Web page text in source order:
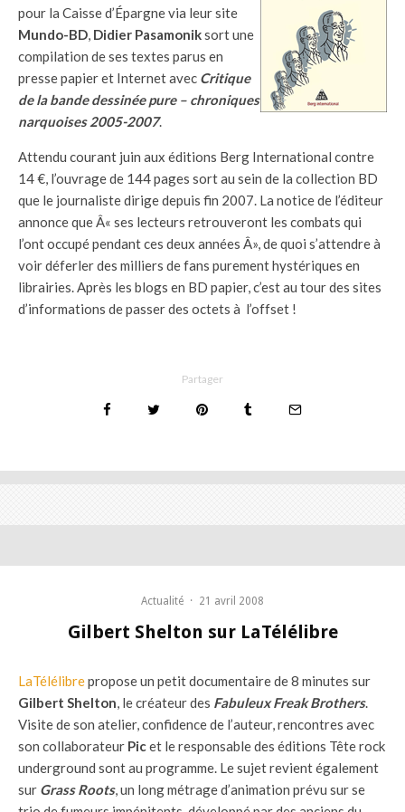
pour la Caisse d’Épargne via leur site
Mundo-BD, Didier Pasamoniksort une
compilation de ses textes parus en
presse papier et Internet avec Critique
de la bande dessinée pure – chroniques
narquoises 2005-2007.
Attendu courant juin aux éditions Berg International contre
14 €, l’ouvrage de 144 pages sort au sein de la collection BD
que le journaliste dirige depuis fin 2007. La notice de l’éditeur
annonce que Â« ses lecteurs retrouveront les combats qui
l’ont occupé pendant ces deux années Â», de quoi s’attendre à
voir déferler des milliers de fans purement hystériques en
librairies. Après les blogs en BD papier, c’est au tour des sites
d’informations de passer des octets à l’offset !
Partager
Actualité · 21 avril 2008
Gilbert Shelton sur LaTélélibre
LaTélélibrepropose un petit documentaire de 8 minutes sur
Gilbert Shelton, le créateur des Fabuleux Freak Brothers.
Visite de son atelier, confidence de l’auteur, rencontres avec
son collaborateur Picet le responsable des éditions Tête rock
underground sont au programme. Le sujet revient également
sur Grass Roots, un long métrage d’animation prévu sur se